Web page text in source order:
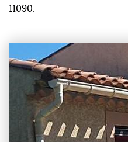
11090.